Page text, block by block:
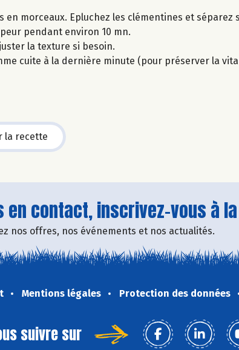
en morceaux. Epluchez les clémentines et
pendant environ 10 mn.
la texture si besoin.
cuite à la dernière minute (pour préserver la
la recette
en contact, inscrivez-vous à
nos offres, nos événements et nos actualités.
Mentions légales Protection des données
suivre sur